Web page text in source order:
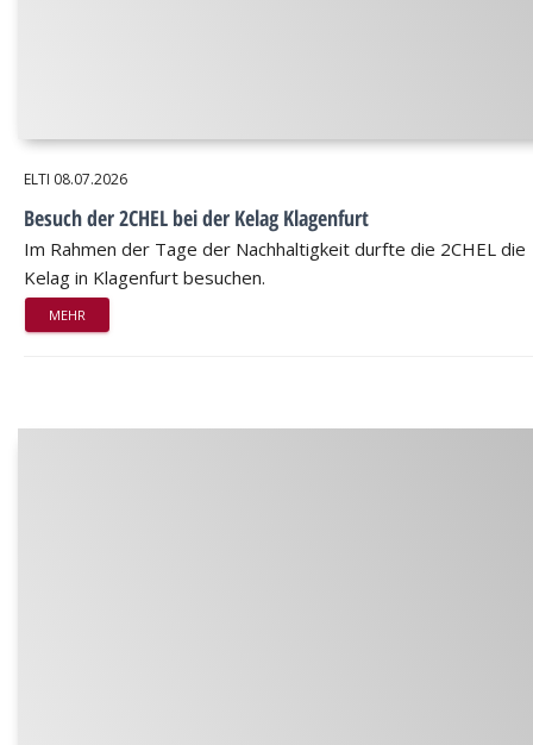
ELTI 08.07.2026
Besuch der 2CHEL bei der Kelag Klagenfurt
Im Rahmen der Tage der Nachhaltigkeit durfte die 2CHEL die
Kelag in Klagenfurt besuchen.
MEHR